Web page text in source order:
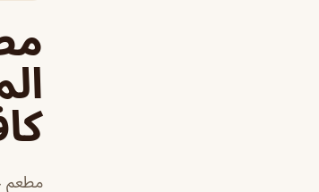
مطعم